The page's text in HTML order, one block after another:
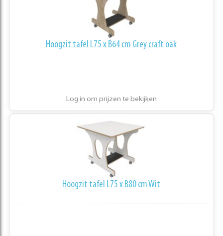
Hoogzit tafel L75 x B64 cm Grey craft oak
Log in om prijzen te bekijken
Hoogzit tafel L75 x B80 cm Wit